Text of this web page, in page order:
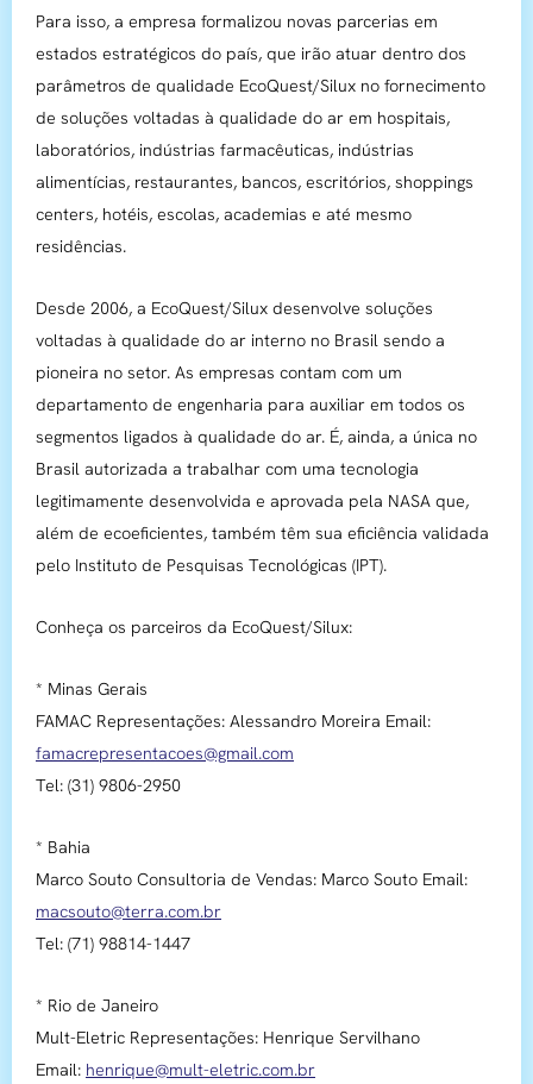
Para isso, a empresa formalizou novas parcerias em
estados estratégicos do país, que irão atuar dentro dos
parâmetros de qualidade EcoQuest/Silux no fornecimento
de soluções voltadas à qualidade do ar em hospitais,
laboratórios, indústrias farmacêuticas, indústrias
alimentícias, restaurantes, bancos, escritórios, shoppings
centers, hotéis, escolas, academias e até mesmo
residências.
Desde 2006, a EcoQuest/Silux desenvolve soluções
voltadas à qualidade do ar interno no Brasil sendo a
pioneira no setor. As empresas contam com um
departamento de engenharia para auxiliar em todos os
segmentos ligados à qualidade do ar. É, ainda, a única no
Brasil autorizada a trabalhar com uma tecnologia
legitimamente desenvolvida e aprovada pela NASA que,
além de ecoeficientes, também têm sua eficiência validada
pelo Instituto de Pesquisas Tecnológicas (IPT).
Conheça os parceiros da EcoQuest/Silux:
* Minas Gerais
FAMAC Representações: Alessandro Moreira Email:
famacrepresentacoes@gmail.com
Tel: (31) 9806-2950
* Bahia
Marco Souto Consultoria de Vendas: Marco Souto Email:
macsouto@terra.com.br
Tel: (71) 98814-1447
* Rio de Janeiro
Mult-Eletric Representações: Henrique Servilhano
Email: henrique@mult-eletric.com.br